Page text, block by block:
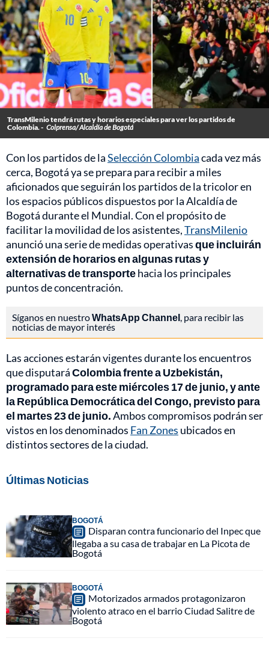
TransMilenio tendrá rutas y horarios especiales para ver los partidos de
Colombia. - Colprensa/ Alcaldía de Bogotá
Con los partidos de laSelección Colombiacada vez más
cerca, Bogotá ya se prepara para recibir a miles
aficionados que seguirán los partidos de la tricolor en
los espacios públicos dispuestos por la Alcaldía de
Bogotá durante el Mundial. Con el propósito de
facilitar la movilidad de los asistentes,TransMilenio
anunció una serie de medidas operativasque incluirán
extensión de horarios en algunas rutas y
alternativas de transportehacia los principales
puntos de concentración.
Síganos en nuestroWhatsApp Channel, para recibir las
noticias de mayor interés
Las acciones estarán vigentes durante los encuentros
que disputaráColombia frente a Uzbekistán,
programado para este miércoles 17 de junio, y ante
la República Democrática del Congo, previsto para
el martes 23 de junio.Ambos compromisos podrán ser
vistos en los denominados Fan Zones ubicados en
distintos sectores de la ciudad.
Últimas Noticias
BOGOTÁ
Disparan contra funcionario del Inpec que
llegaba a su casa de trabajar en La Picota de
Bogotá
BOGOTÁ
Motorizados armados protagonizaron
violento atraco en el barrio Ciudad Salitre de
Bogotá